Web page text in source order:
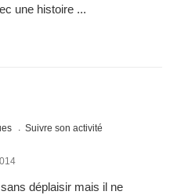
une histoire ...
Suivre son activité
déplaisir mais il ne